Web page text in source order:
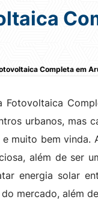
Completa em
Fotovoltaica
urbanos, mas
muito bem
além de ser
energia solar
mercado, além